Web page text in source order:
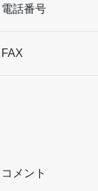
電話番号
FAX
コメント